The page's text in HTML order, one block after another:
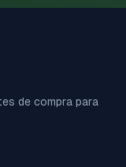
de compra para